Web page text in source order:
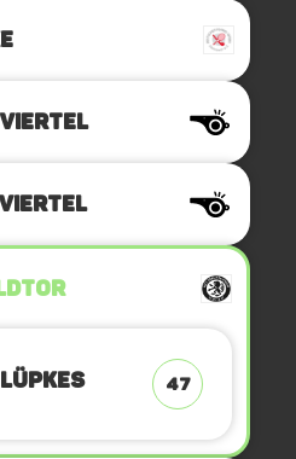
Viertel
Viertel
Lüpkes 47